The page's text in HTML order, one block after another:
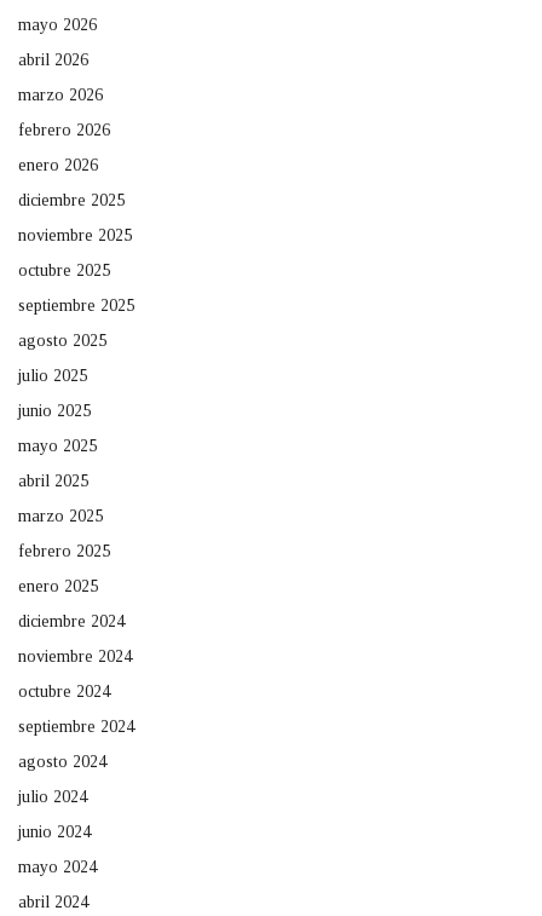
mayo 2026
abril 2026
marzo 2026
febrero 2026
enero 2026
diciembre 2025
noviembre 2025
octubre 2025
septiembre 2025
agosto 2025
julio 2025
junio 2025
mayo 2025
abril 2025
marzo 2025
febrero 2025
enero 2025
diciembre 2024
noviembre 2024
octubre 2024
septiembre 2024
agosto 2024
julio 2024
junio 2024
mayo 2024
abril 2024